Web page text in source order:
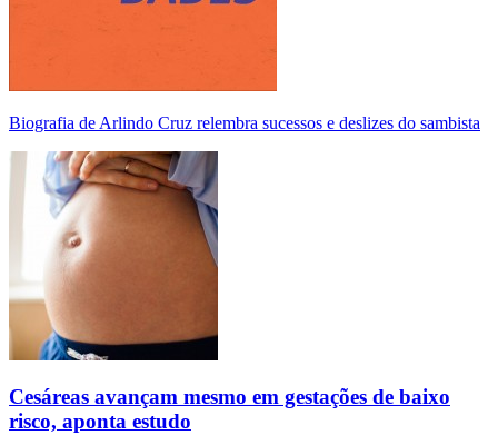
Biografia de Arlindo Cruz relembra sucessos e deslizes do sambista
Cesáreas avançam mesmo em gestações de baixo
risco, aponta estudo